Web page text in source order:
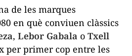
de les marques
en què conviuen clàssics
, Lebor Gabala o Txell
per primer cop entre les